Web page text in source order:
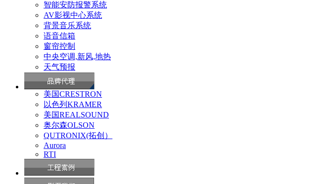
智能安防报警系统
AV影视中心系统
背景音乐系统
语音信箱
窗帘控制
中央空调,新风,地热
天气预报
美国CRESTRON
以色列KRAMER
美国REALSOUND
奥尔森OLSON
QUTRONIX(拓创）
Aurora
RTI